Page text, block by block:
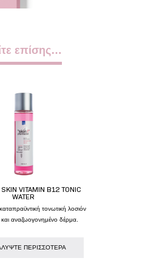
επίσης…
VITAMIN B12 TONIC
WATER
τονωτική λοσιόν
αναζωογονημένο δέρμα.
ΠΕΡΙΣΣΟΤΕΡΑ